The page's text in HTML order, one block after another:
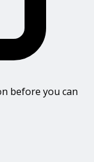
before you can